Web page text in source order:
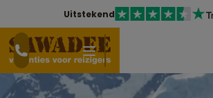
Uitstekend